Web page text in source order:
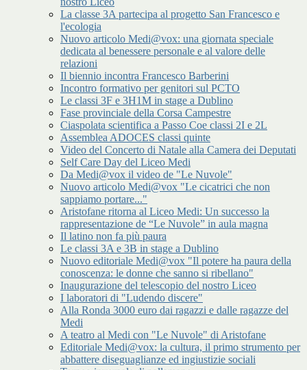
La classe 3A partecipa al progetto San Francesco e
l'ecologia
Nuovo articolo Medi@vox: una giornata speciale
dedicata al benessere personale e al valore delle
relazioni
Il biennio incontra Francesco Barberini
Incontro formativo per genitori sul PCTO
Le classi 3F e 3H1M in stage a Dublino
Fase provinciale della Corsa Campestre
Ciaspolata scientifica a Passo Coe classi 2I e 2L
Assemblea ADOCES classi quinte
Video del Concerto di Natale alla Camera dei Deputati
Self Care Day del Liceo Medi
Da Medi@vox il video de "Le Nuvole"
Nuovo articolo Medi@vox "Le cicatrici che non
sappiamo portare..."
Aristofane ritorna al Liceo Medi: Un successo la
rappresentazione de “Le Nuvole” in aula magna
Il latino non fa più paura
Le classi 3A e 3B in stage a Dublino
Nuovo editoriale Medi@vox "Il potere ha paura della
conoscenza: le donne che sanno si ribellano"
Inaugurazione del telescopio del nostro Liceo
I laboratori di "Ludendo discere"
Alla Ronda 3000 euro dai ragazzi e dalle ragazze del
Medi
A teatro al Medi con "Le Nuvole" di Aristofane
Editoriale Medi@vox: la cultura, il primo strumento per
abbattere diseguaglianze ed ingiustizie sociali